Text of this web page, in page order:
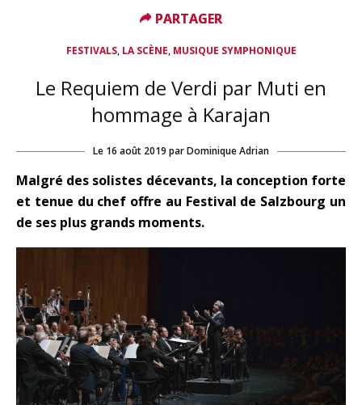
FESTIVALS, LA SCÈNE, MUSIQUE SYMPHONIQUE
Le Requiem de Verdi par Muti en
hommage à Karajan
Le 16 août 2019 parDominique Adrian
Malgré des solistes décevants, la conception forte
et tenue du chef offre au Festival de Salzbourg un
de ses plus grands moments.
PARTAGER
PARTAGER